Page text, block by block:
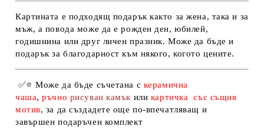
Картината е подходящ подарък както за жена, така и за
мъж, а повода може да е рожден ден, юбилей,
годишнина или друг личен празник. Може да бъде и
подарък за благодарност към някого, когото цените.
✅⭐Може да бъде съчетана с керамична
чаша,ръчно рисуван камък или картичка
със същия
мотив, за да създадете още по-впечатляващ и
завършен подаръчен комплект